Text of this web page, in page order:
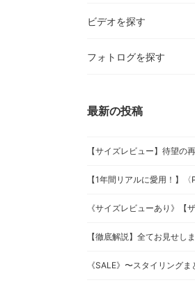
ビデオを探す
フォトログを探す
最新の投稿
《SALE》〜スタイリング